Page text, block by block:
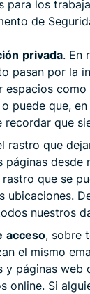
para los
de
privada. En
pasan por la
puede que,
recordar que
rastro que
desde
que se
ubicaciones.
nuestros
acceso, sobre
el mismo
y páginas web
online. Si